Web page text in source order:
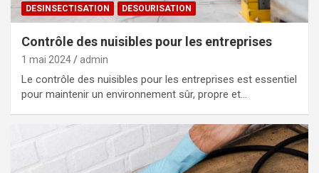
DESINSECTISATION
DESOURISATION
Contrôle des nuisibles pour les entreprises
1 mai 2024 admin
Le contrôle des nuisibles pour les entreprises est essentiel
pour maintenir un environnement sûr, propre et…